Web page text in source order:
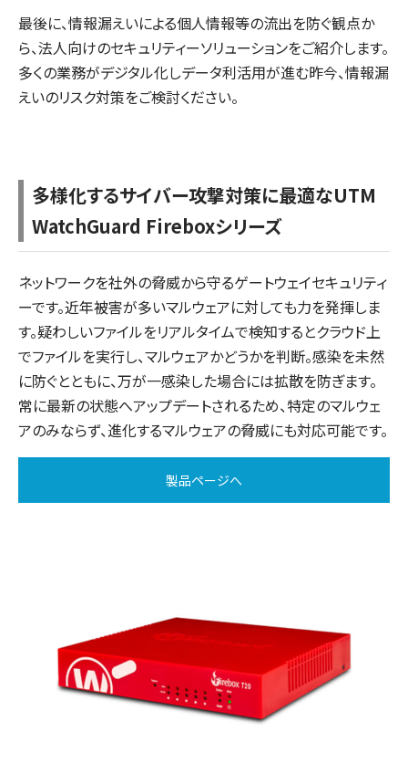
最後に、情報漏えいによる個人情報等の流出を防ぐ観点か
ら、法人向けのセキュリティーソリューションをご紹介します。
多くの業務がデジタル化しデータ利活用が進む昨今、情報漏
えいのリスク対策をご検討ください。
多様化するサイバー攻撃対策に最適なUTM
WatchGuard Fireboxシリーズ
ネットワークを社外の脅威から守るゲートウェイセキュリティ
ーです。近年被害が多いマルウェアに対しても力を発揮しま
す。疑わしいファイルをリアルタイムで検知するとクラウド上
でファイルを実行し、マルウェアかどうかを判断。感染を未然
に防ぐとともに、万が一感染した場合には拡散を防ぎます。
常に最新の状態へアップデートされるため、特定のマルウェ
アのみならず、進化するマルウェアの脅威にも対応可能です。
製品ページへ